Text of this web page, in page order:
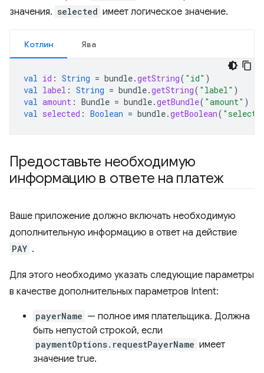
значения. selected имеет логическое значение.
Котлин Ява
val id : String = bundle.getString( "id" )
val label : String = bundle.getString( "label" )
val amount : Bundle = bundle.getBundle( "amount" )
val selected : Boolean = bundle.getBoolean(
Предоставьте необходимую
информацию в ответе на платеж
Ваше приложение должно включать необходимую
дополнительную информацию в ответ на действие
PAY .
Для этого необходимо указать следующие параметры
в качестве дополнительных параметров Intent:
payerName — полное имя плательщика. Должна
быть непустой строкой, если
paymentOptions.requestPayerName имеет
значение true.